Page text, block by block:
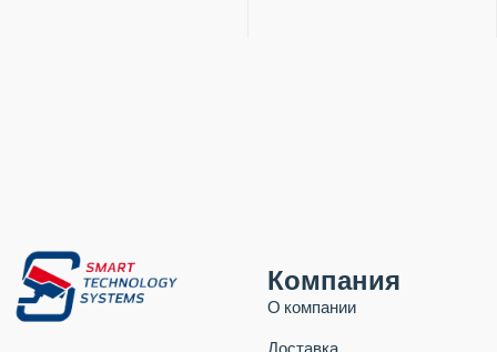
Компания
О компании
Доставка